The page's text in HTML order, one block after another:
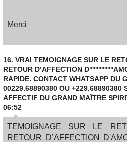
Merci
16. VRAI TEMOIGNAGE SUR LE
RETOUR D’AFFECTION
RAPIDE. CONTACT WHATSAPP DU
00229.68890380 OU +229.68890380
AFFECTIF DU GRAND MAÎTRE
06:52
TEMOIGNAGE SUR LE
RETOUR D’AFFECTION